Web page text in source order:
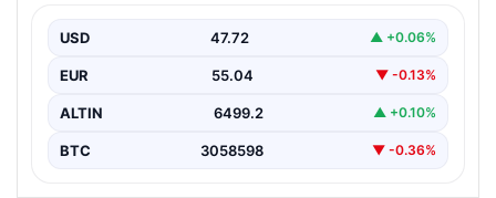
USD 47.72 ▲ +0.06%
EUR 55.04 ▼ -0.13%
ALTIN 6499.2 ▲ +0.10%
BTC 3058598 ▼ -0.36%